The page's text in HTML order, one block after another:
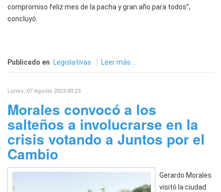
compromiso feliz mes de la pacha y gran año para todos”,
concluyó.
Publicado en Legislativas Leer más ...
Lunes, 07 Agosto 2023 00:23
Morales convocó a los
salteños a involucrarse en la
crisis votando a Juntos por el
Cambio
Gerardo Morales
visitó la ciudad